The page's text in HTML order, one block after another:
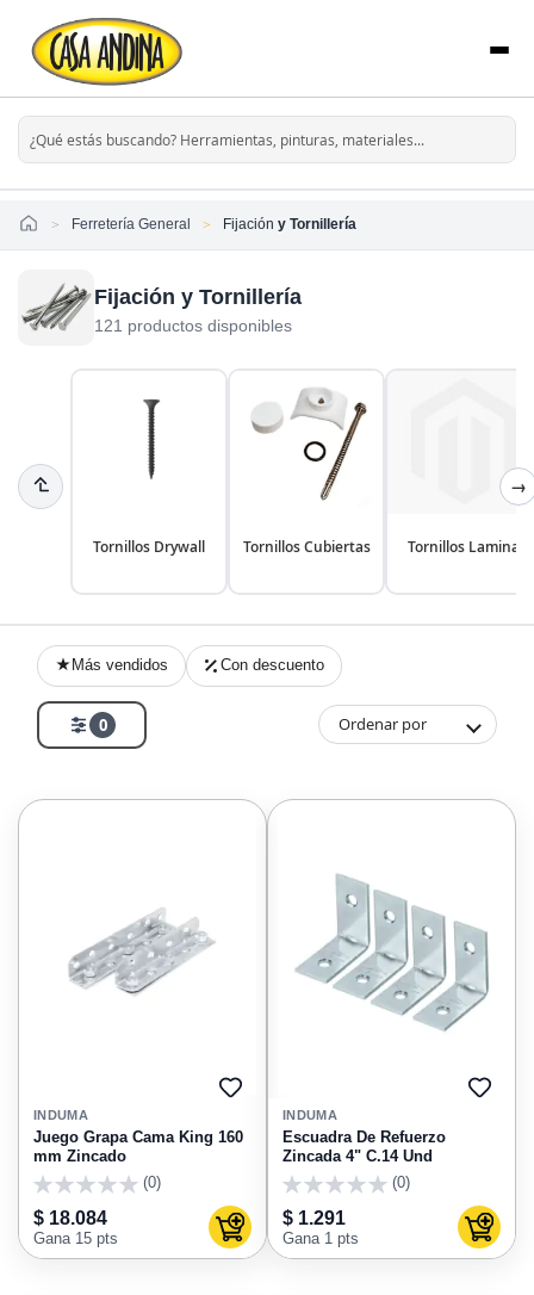
HomeFerretería General Fijación y Tornillería
Fijación y Tornillería
121 productos disponibles
Tornillos Drywall Tornillos Cubiertas Tornillos Lamina
→
Más vendidos Con descuento
0 Ordenar por
AGREGAR
FAVORITOS
INDUMA
Juego Grapa Cama King 160
mm Zincado
(0)
$ 18.084
Gana 15 pts Agregar al carrito
INDUMA
Escuadra De Refuerzo
Zincada 4" C.14 Und
(0)
$ 1.291
Gana 1 pts